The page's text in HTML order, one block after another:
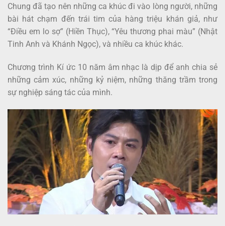
Chung đã tạo nên những ca khúc đi vào lòng người, những
bài hát chạm đến trái tim của hàng triệu khán giả, như
“Điều em lo sợ” (Hiền Thục), “Yêu thương phai màu” (Nhật
Tinh Anh và Khánh Ngọc), và nhiều ca khúc khác.
Chương trình Kí ức 10 năm âm nhạc là dịp để anh chia sẻ
những cảm xúc, những kỷ niệm, những thăng trầm trong
sự nghiệp sáng tác của mình.